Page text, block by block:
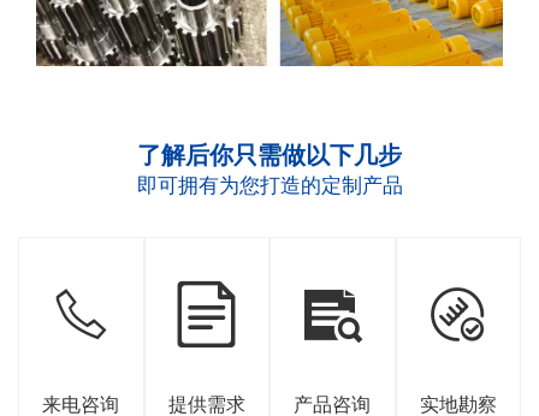
了解后你只需做以下几步
即可拥有为您打造的定制产品
来电咨询 提供需求 产品咨询 实地勘察